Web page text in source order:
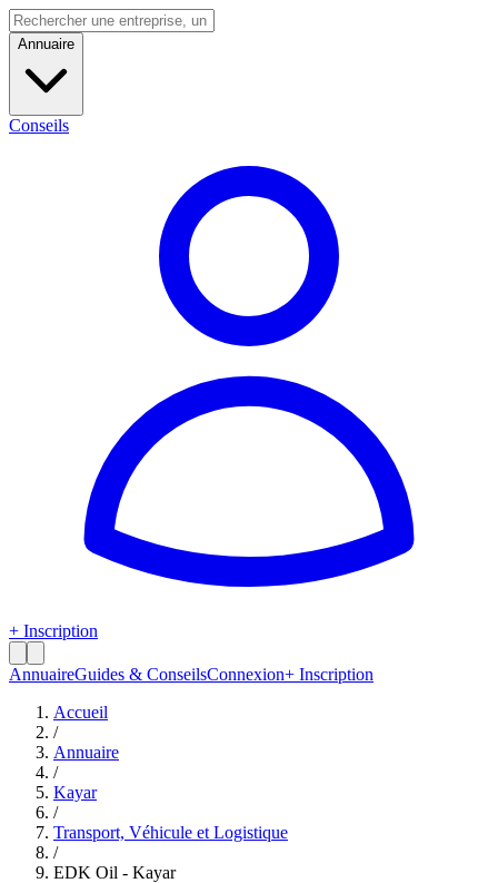
Annuaire
Conseils
+ Inscription
AnnuaireGuides & ConseilsConnexion+ Inscription
Accueil
/
Annuaire
/
Kayar
/
Transport, Véhicule et Logistique
/
EDK Oil - Kayar